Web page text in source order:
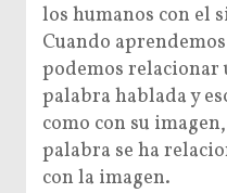
los humanos con el
Cuando
podemos relacionar
palabra hablada y
como con su
palabra se ha
con la imagen.